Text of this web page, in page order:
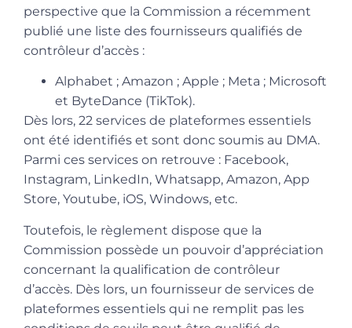
perspective que la Commission a récemment
publié une liste des fournisseurs qualifiés de
contrôleur d’accès :
Alphabet ; Amazon ; Apple ; Meta ; Microsoft
et ByteDance (TikTok).
Dès lors, 22 services de plateformes essentiels
ont été identifiés et sont donc soumis au DMA.
Parmi ces services on retrouve : Facebook,
Instagram, LinkedIn, Whatsapp, Amazon, App
Store, Youtube, iOS, Windows, etc.
Toutefois, le règlement dispose que la
Commission possède un pouvoir d’appréciation
concernant la qualification de contrôleur
d’accès. Dès lors, un fournisseur de services de
plateformes essentiels qui ne remplit pas les